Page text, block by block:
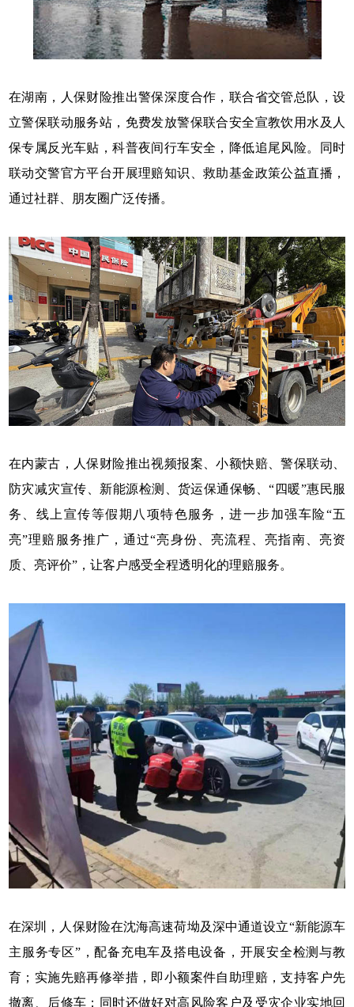
在湖南，人保财险推出警保深度合作，联合省交管总队，设
立警保联动服务站，免费发放警保联合安全宣教饮用水及人
保专属反光车贴，科普夜间行车安全，降低追尾风险。同时
联动交警官方平台开展理赔知识、救助基金政策公益直播，
通过社群、朋友圈广泛传播。
在内蒙古，人保财险推出视频报案、小额快赔、警保联动、
防灾减灾宣传、新能源检测、货运保通保畅、“四暖”惠民服
务、线上宣传等假期八项特色服务，进一步加强车险“五
亮”理赔服务推广，通过“亮身份、亮流程、亮指南、亮资
质、亮评价”，让客户感受全程透明化的理赔服务。
在深圳，人保财险在沈海高速荷坳及深中通道设立“新能源车
主服务专区”，配备充电车及搭电设备，开展安全检测与教
育；实施先赔再修举措，即小额案件自助理赔，支持客户先
撤离、后修车；同时还做好对高风险客户及受灾企业实地回